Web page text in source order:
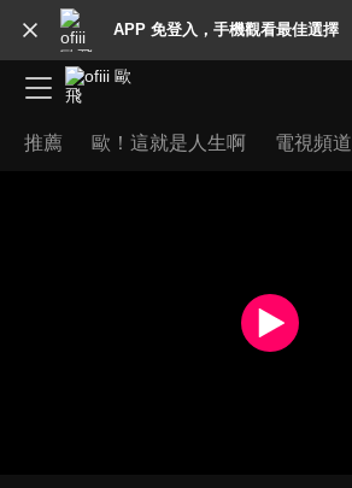
APP 免登入，手機觀看最佳選擇
推薦 歐！這就是人生啊 電視頻道